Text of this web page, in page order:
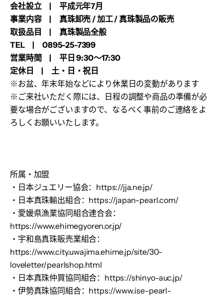
会社設立 | 平成元年7月
事業内容 | 真珠卸売 / 加工 / 真珠製品の販売
取扱品目 | 真珠製品全般
TEL | 0895-25-7399
営業時間 | 平日 9:30～17:30
定休日 | 土・日・祝日
※お盆、年末年始などにより休業日の変動があります
※ご来社いただく際には、日程の調整や商品の準備が必
要な場合がございますので、なるべく事前のご連絡をよ
ろしくお願いいたします。
所属・加盟
・日本ジュエリー協会： https://jja.ne.jp/
・日本真珠輸出組合： https://japan-pearl.com/
・愛媛県漁業協同組合連合会：
https://www.ehimegyoren.or.jp/
・宇和島真珠販売業組合：
https://www.city.uwajima.ehime.jp/site/30-
loveletter/pearlshop.html
・日本真珠仲買協同組合： https://shinyo-auc.jp/
・伊勢真珠協同組合： https://www.ise-pearl-